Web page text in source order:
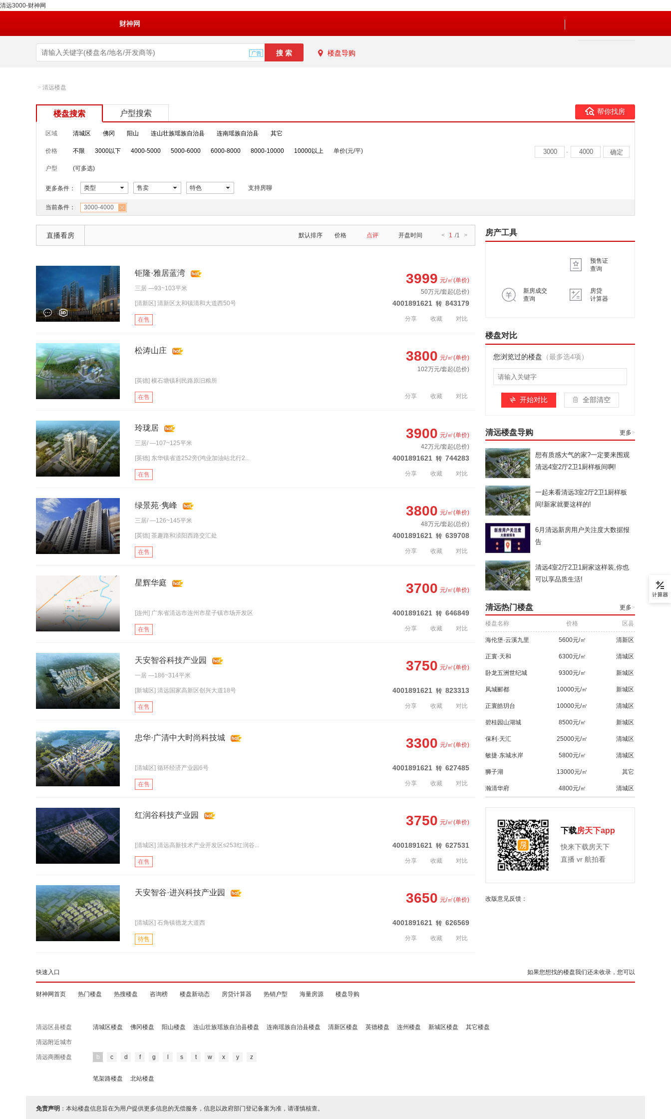
清远3000-财神网
财神网
楼盘导购
> 清远楼盘
楼盘搜索 户型搜索 帮你找房
区域 清城区 佛冈 阳山 连山壮族瑶族自治县 连南瑶族自治县 其它
价格 不限 3000以下 4000-5000 5000-6000 6000-8000 8000-10000 10000以上 单价(元/平) -
户型 (可多选)
更多条件： 类型 售卖 特色 支持房聊
当前条件： 3000-4000
直播看房 默认排序 价格 点评 开盘时间 < 1 /1 >
钜隆·雅居蓝湾
三居 —93~103平米
[清新区] 清新区太和镇清和大道西50号 4001891621 转 843179
在售
3999 元/㎡(单价)
50万元/套起(总价)
分享 收藏 对比
松涛山庄
[英德] 横石塘镇利民路原旧粮所
在售
3800 元/㎡(单价)
102万元/套起(总价)
分享 收藏 对比
玲珑居
三居/ —107~125平米
[英德] 东华镇省道252旁(鸿业加油站北行2... 4001891621 转 744283
在售
3900 元/㎡(单价)
42万元/套起(总价)
分享 收藏 对比
绿景苑·隽峰
三居/ —126~145平米
[英德] 茶趣路和浈阳西路交汇处 4001891621 转 639708
在售
3800 元/㎡(单价)
48万元/套起(总价)
分享 收藏 对比
星辉华庭
[连州] 广东省清远市连州市星子镇市场开发区 4001891621 转 646849
在售
3700 元/㎡(单价)
分享 收藏 对比
天安智谷科技产业园
一居 —186~314平米
[新城区] 清远国家高新区创兴大道18号 4001891621 转 823313
在售
3750 元/㎡(单价)
分享 收藏 对比
忠华·广清中大时尚科技城
[清城区] 循环经济产业园6号 4001891621 转 627485
在售
3300 元/㎡(单价)
分享 收藏 对比
红润谷科技产业园
[清城区] 清远高新技术产业开发区s253红润谷... 4001891621 转 627531
在售
3750 元/㎡(单价)
分享 收藏 对比
天安智谷·进兴科技产业园
[清城区] 石角镇德龙大道西 4001891621 转 626569
待售
3650 元/㎡(单价)
分享 收藏 对比
房产工具
预售证
查询
新房成交
查询
房贷
计算器
楼盘对比
您浏览过的楼盘 （最多选4项）
开始对比 全部清空
清远楼盘导购 更多>
想有质感大气的家?一定要来围观
清远4室2厅2卫1厨样板间啊!
一起来看清远3室2厅2卫1厨样板
间!新家就要这样的!
6月清远新房用户关注度大数据报
告
清远4室2厅2卫1厨家这样装,你也
可以享品质生活!
清远热门楼盘 更多>
楼盘名称 价格 区县
海伦堡·云溪九里 5600元/㎡ 清新区
正寰·天和 6300元/㎡ 清城区
卧龙五洲世纪城 9300元/㎡ 新城区
凤城郦都 10000元/㎡ 新城区
正寰皓玥台 10000元/㎡ 清城区
碧桂园山湖城 8500元/㎡ 新城区
保利·天汇 25000元/㎡ 清城区
敏捷·东城水岸 5800元/㎡ 清城区
狮子湖 13000元/㎡ 其它
瀚清华府 4800元/㎡ 清城区
下载房天下app
快来下载房天下
直播 vr 航拍看
改版意见反馈：
如果您想找的楼盘我们还未收录，您可以
快速入口
财神网首页 热门楼盘 热搜楼盘 咨询榜 楼盘新动态 房贷计算器 热销户型 海量房源 楼盘导购
清远区县楼盘 清城区楼盘 佛冈楼盘 阳山楼盘 连山壮族瑶族自治县楼盘 连南瑶族自治县楼盘 清新区楼盘 英德楼盘 连州楼盘 新城区楼盘 其它楼盘
清远附近城市
清远商圈楼盘 b c d f g s t w x y z
笔架路楼盘 北站楼盘
免责声明 ：本站楼盘信息旨在为用户提供更多信息的无偿服务，信息以政府部门登记备案为准，请谨慎核查。